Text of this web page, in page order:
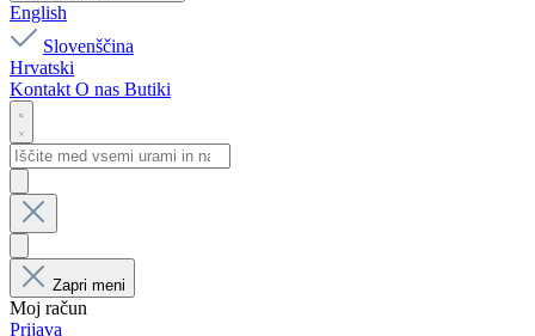
English
Slovenščina
Hrvatski
Kontakt O nas Butiki
Zapri meni
Moj račun
Prijava